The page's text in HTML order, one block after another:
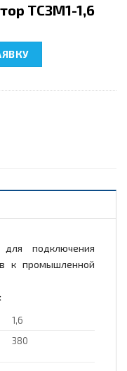
ТСЗМ1-1,6
ТСЗМ1-1,6
для подключения
к промышленной
1,6
380